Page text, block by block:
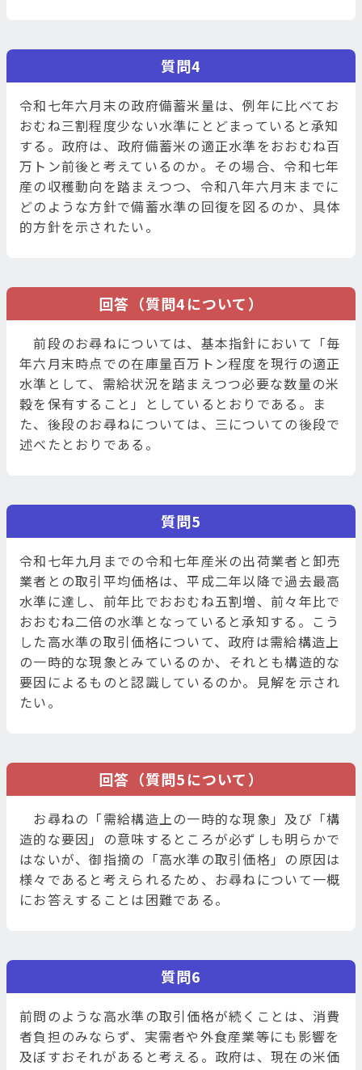
質問4
令和七年六月末の政府備蓄米量は、例年に比べてお
おむね三割程度少ない水準にとどまっていると承知
する。政府は、政府備蓄米の適正水準をおおむね百
万トン前後と考えているのか。その場合、令和七年
産の収穫動向を踏まえつつ、令和八年六月末までに
どのような方針で備蓄水準の回復を図るのか、具体
的方針を示されたい。
回答（質問4について）
前段のお尋ねについては、基本指針において「毎
年六月末時点での在庫量百万トン程度を現行の適正
水準として、需給状況を踏まえつつ必要な数量の米
穀を保有すること」としているとおりである。ま
た、後段のお尋ねについては、三についての後段で
述べたとおりである。
質問5
令和七年九月までの令和七年産米の出荷業者と卸売
業者との取引平均価格は、平成二年以降で過去最高
水準に達し、前年比でおおむね五割増、前々年比で
おおむね二倍の水準となっていると承知する。こう
した高水準の取引価格について、政府は需給構造上
の一時的な現象とみているのか、それとも構造的な
要因によるものと認識しているのか。見解を示され
たい。
回答（質問5について）
お尋ねの「需給構造上の一時的な現象」及び「構
造的な要因」の意味するところが必ずしも明らかで
はないが、御指摘の「高水準の取引価格」の原因は
様々であると考えられるため、お尋ねについて一概
にお答えすることは困難である。
質問6
前問のような高水準の取引価格が続くことは、消費
者負担のみならず、実需者や外食産業等にも影響を
及ぼすおそれがあると考える。政府は、現在の米価